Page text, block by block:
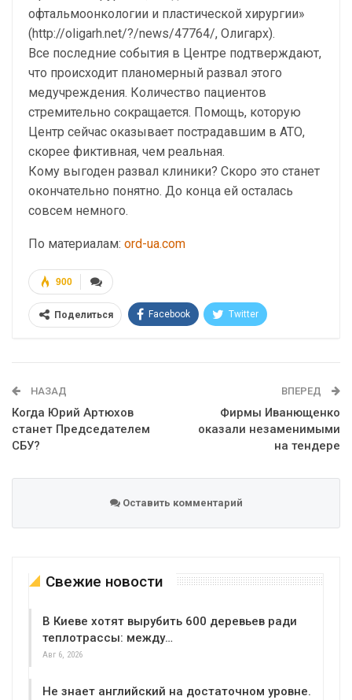
офтальмоонкологии и пластической хирургии»
(http://oligarh.net/?/news/47764/, Олигарх).
Все последние события в Центре подтверждают,
что происходит планомерный развал этого
медучреждения. Количество пациентов
стремительно сокращается. Помощь, которую
Центр сейчас оказывает пострадавшим в АТО,
скорее фиктивная, чем реальная.
Кому выгоден развал клиники? Скоро это станет
окончательно понятно. До конца ей осталась
совсем немного.
По материалам: ord-ua.com
900
Поделиться Facebook Twitter
НАЗАД
Когда Юрий Артюхов
станет Председателем
СБУ?
ВПЕРЕД
Фирмы Иванющенко
оказали незаменимыми
на тендере
Оставить комментарий
Свежие новости
В Киеве хотят вырубить 600 деревьев ради
теплотрассы: между…
Авг 6, 2026
Не знает английский на достаточном уровне.